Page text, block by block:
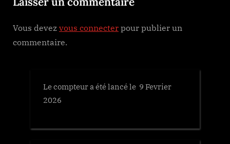
t
:
Vous devez vous connecter pour publier un
commentaire.
Le compteur a été lancé le 9 Fevrier
2026